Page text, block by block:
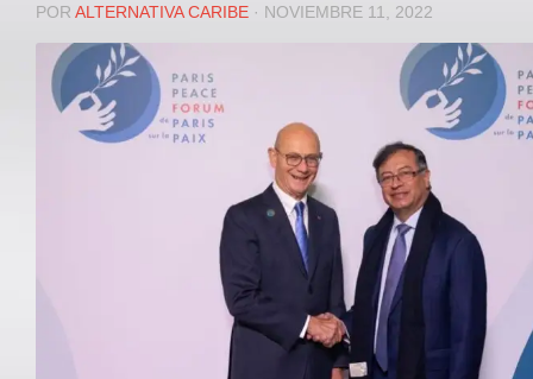
OPINIÓN
Contactenos
facebook
Registro ISSN: 2711-3299
POR ALTERNATIVA CARIBE · NOVIEMBRE 11, 2022